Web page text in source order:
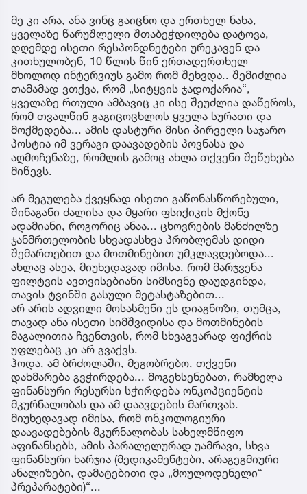
მე კი არა, ანა ვინც გაიცნო და ერთხელ ნახა,
ყველაზე წარუშლელი შთაბეჭდილება დატოვა,
დღემდე ისეთი რესპონდნეტები ურეკავენ და
კითხულობენ, 10 წლის წინ ერთადერთხელ
მხოლოდ ინტერვიუს გამო რომ შეხვდა.. შემიძლია
თამამად ვთქვა, რომ „სიტყვის ჯადოქარია“,
ყველაზე რთული ამბავიც კი ისე შეუძლია დაწეროს,
რომ თვალწინ გაგიცოცხლოს ყველა სურათი და
მოქმედება... ამის დასტური მისი პირველი საჯარო
პოსტია იმ ვერაგი დაავადების პოვნასა და
აღმოჩენაზე, რომლის გამოც ახლა თქვენი შეწუხება
მიწევს.
არ მეგულება ქვეყნად ისეთი გაწონასწორებული,
შინაგანი ძალისა და მყარი ფსიქიკის მქონე
ადამიანი, როგორიც ანაა... ცხოვრების მანძილზე
ჯანმრთელობის სხვადასხვა პრობლემას დიდი
შემართებით და მოთმინებით უმკლავდებოდა...
ახლაც ასეა, მიუხედავად იმისა, რომ მარჯვენა
ფილტვის ავთვისებიანი სიმსივნე დაუდგინდა,
თავის ტვინში გასული მეტასტაზებით...
არ არის ადვილი მოსასმენი ეს დიაგნოზი, თუმცა,
თავად ანა ისეთი სიმშვიდისა და მოთმინების
მაგალითია ჩვენთვის, რომ სხვაგვარად ფიქრის
უფლებაც კი არ გვაქვს.
ჰოდა, ამ ბრძოლაში, მეგობრებო, თქვენი
დახმარება გვჭირდება... მოგეხსენებათ, რამხელა
ფინანსური რესურსი სჭირდება ონკოპციენტის
მკურნალობას და ამ დაავდების მართვას.
მიუხედავად იმისა, რომ ონკოლოგიური
დაავადებების მკურნალობას სახელმწიფო
აფინანსებს, ამის პარალელურად უამრავი, სხვა
ფინანსური ხარჯია (მედიკამენტები, არაგეგმიური
ანალიზები, დამატებითი და „მოულოდენელი“
პრეპარატები)“...